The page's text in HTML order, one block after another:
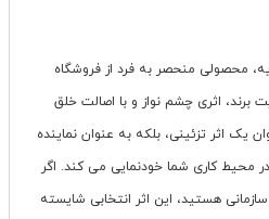
محصولی منحصر به فرد از فروشگاه
برند، اثری چشم نواز و با اصالت خلق
یک اثر تزئینی، بلکه به عنوان نماینده
در محیط کاری شما خودنمایی می کند. اگر
هستید، این اثر انتخابی شایسته